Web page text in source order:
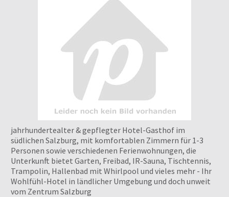
jahrhundertealter & gepflegter Hotel-Gasthof im
südlichen Salzburg, mit komfortablen Zimmern für 1-3
Personen sowie verschiedenen Ferienwohnungen, die
Unterkunft bietet Garten, Freibad, IR-Sauna, Tischtennis,
Trampolin, Hallenbad mit Whirlpool und vieles mehr - Ihr
Wohlfühl-Hotel in ländlicher Umgebung und doch unweit
vom Zentrum Salzburg